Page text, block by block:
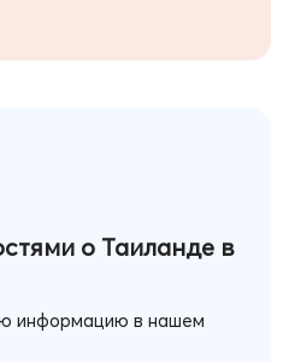
о Таиланде в
информацию в нашем